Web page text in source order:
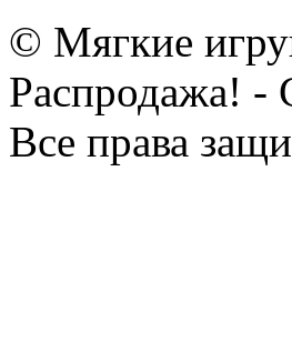
© Мягкие
Распродажа! -
Все права